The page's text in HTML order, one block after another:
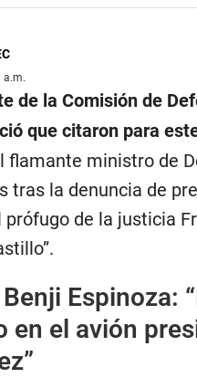
a.m.
de la Comisión de
que citaron para
flamante ministro de
tras la denuncia de
de la justicia
Benji Espinoza:
en el avión